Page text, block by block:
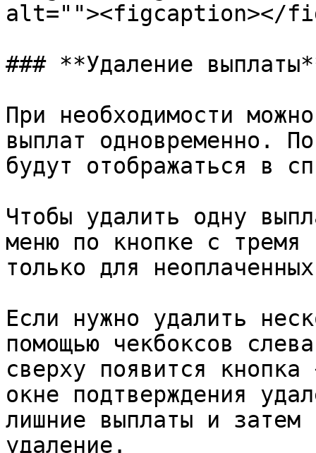
alt=""><figcaption></
### **Удаление
При необходимости
выплат одновременно.
будут отображаться в
Чтобы удалить одну
меню по кнопке с тремя
только для
Если нужно удалить
помощью чекбоксов
сверху появится
окне подтверждения
лишние выплаты и затем
удаление.